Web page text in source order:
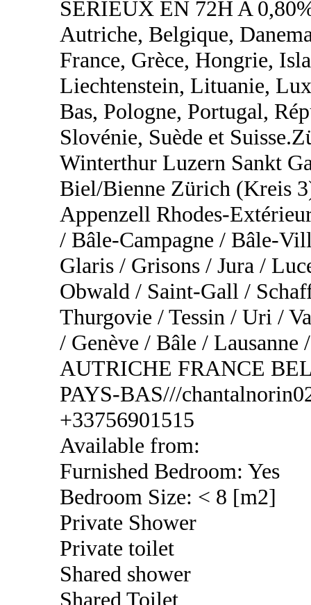
SÉRIEUX EN 72H A
Autriche, Belgique,
France, Grèce, Hongrie,
Liechtenstein, Lituanie,
Bas, Pologne, Portugal,
Slovénie, Suède et
Winterthur Luzern Sankt
Biel/Bienne Zürich (Kreis
Appenzell Rhodes-
/ Bâle-Campagne / Bâle-
Glaris / Grisons / Jura /
Obwald / Saint-Gall /
Thurgovie / Tessin / Uri /
/ Genève / Bâle /
AUTRICHE FRANCE
PAYS-BAS///
+33756901515
Available from:
Furnished Bedroom: Yes
Bedroom Size: < 8 [m2]
Private Shower
Private toilet
Shared shower
Shared Toilet